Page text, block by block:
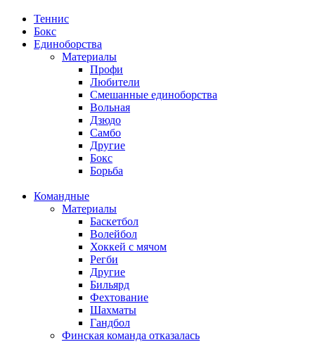
Теннис
Бокс
Единоборства
Материалы
Профи
Любители
Смешанные единоборства
Вольная
Дзюдо
Самбо
Другие
Бокс
Борьба
Командные
Материалы
Баскетбол
Волейбол
Хоккей с мячом
Регби
Другие
Бильярд
Фехтование
Шахматы
Гандбол
Финская команда отказалась